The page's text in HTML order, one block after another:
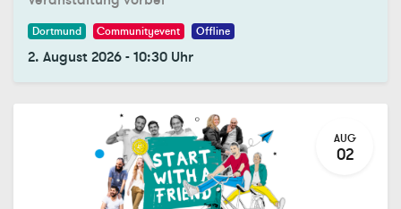
Dortmund Communityevent Offline
2. August 2026-10:30 Uhr
AUG
02